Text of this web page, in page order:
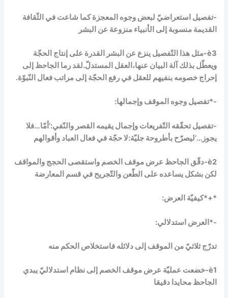
-تفصيل استعراضيّ لبعض وجوه المعجزة كما شاعت في الثّقافة
القديمة منسوبة إلى الأنبياء منزوعة عن البشر
è3-مثل هذا التّفصيل ينزع عن البشر القدرة على إنتاج الحجّة
ويعطّل بذلك آلة البيان عنها،العقل المستدلّ.لقد رما الجاحظ إلى
إحراج خصومه بنفيهم للعقل في رفع الحجّة إلى مراتب فعال النّبوّة.
-*تفصيل وجوه الموقف وإجمالها:
-تفصيل تحقّقه التّفريعات وإجمال يقيمه القصر والنّفي:’أمّا…فلا
يجوز…’ليصرّح بأطروحة جليّة:لا حجّة في فعال العباد وأقوالهم
è2-دقّق الجاحظ عرض موقف الخصم واستقصى الحجج والمواقف
لكن بشكل يساعده على الطّعن والتّجريح في قسم المعارضة
*+*كيفيّة العرض:
-*العرض استدلالي:
تدرّج ثلاثيّ من الموقف إلى دلائله فاستخلاص الحكم منه
è1-خضعت عمليّة عرض موقف الخصم إلى نظام استدلاليّ يبدي
الجاحظ محايدا دقيقا